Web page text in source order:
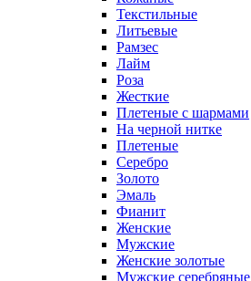
Текстильные
Литьевые
Рамзес
Лайм
Роза
Жесткие
Плетеные с шармами
На черной нитке
Плетеные
Серебро
Золото
Эмаль
Фианит
Женские
Мужские
Женские золотые
Мужские серебряные